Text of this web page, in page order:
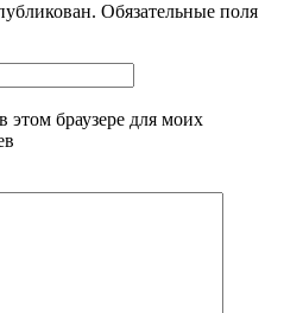
Обязательные поля
этом браузере для моих